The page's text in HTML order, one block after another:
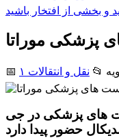
پزشکی موراتا
📅 📂 نقل و انتقالات
های پزشکی در جی